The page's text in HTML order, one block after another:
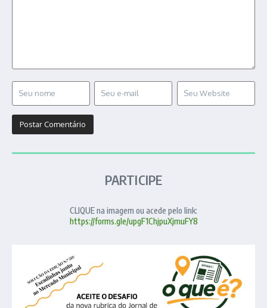
PARTICIPE
CLIQUE na imagem ou acede pelo link:
https://forms.gle/upgF1ChjpuXjmuFY8